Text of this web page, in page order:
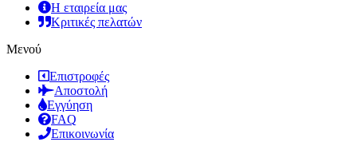
Η εταιρεία μας
Κριτικές πελατών
Μενού
Επιστροφές
Αποστολή
Εγγύηση
FAQ
Επικοινωνία